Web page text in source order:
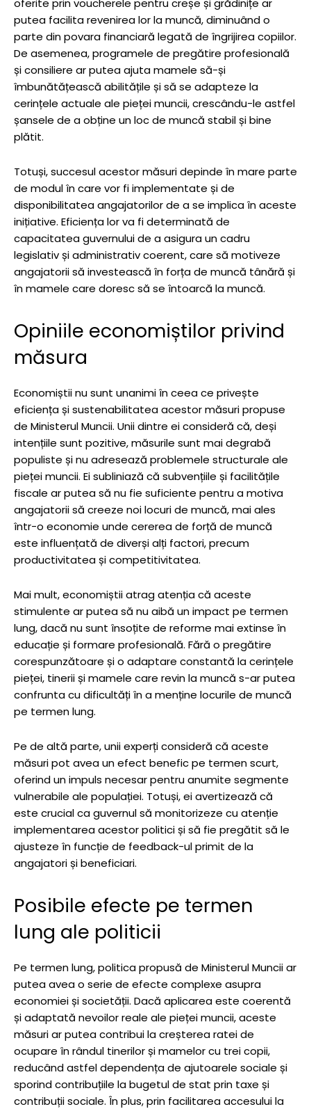
putea facilita revenirea lor la muncă, diminuând o
parte din povara financiară legată de îngrijirea copiilor.
De asemenea, programele de pregătire profesională
și consiliere ar putea ajuta mamele să-și
îmbunătățească abilitățile și să se adapteze la
cerințele actuale ale pieței muncii, crescându-le astfel
șansele de a obține un loc de muncă stabil și bine
plătit.
Totuși, succesul acestor măsuri depinde în mare parte
de modul în care vor fi implementate și de
disponibilitatea angajatorilor de a se implica în aceste
inițiative. Eficiența lor va fi determinată de
capacitatea guvernului de a asigura un cadru
legislativ și administrativ coerent, care să motiveze
angajatorii să investească în forța de muncă tânără și
în mamele care doresc să se întoarcă la muncă.
Opiniile economiștilor privind
măsura
Economiștii nu sunt unanimi în ceea ce privește
eficiența și sustenabilitatea acestor măsuri propuse
de Ministerul Muncii. Unii dintre ei consideră că, deși
intențiile sunt pozitive, măsurile sunt mai degrabă
populiste și nu adresează problemele structurale ale
pieței muncii. Ei subliniază că subvențiile și facilitățile
fiscale ar putea să nu fie suficiente pentru a motiva
angajatorii să creeze noi locuri de muncă, mai ales
într-o economie unde cererea de forță de muncă
este influențată de diverși alți factori, precum
productivitatea și competitivitatea.
Mai mult, economiștii atrag atenția că aceste
stimulente ar putea să nu aibă un impact pe termen
lung, dacă nu sunt însoțite de reforme mai extinse în
educație și formare profesională. Fără o pregătire
corespunzătoare și o adaptare constantă la cerințele
pieței, tinerii și mamele care revin la muncă s-ar putea
confrunta cu dificultăți în a menține locurile de muncă
pe termen lung.
Pe de altă parte, unii experți consideră că aceste
măsuri pot avea un efect benefic pe termen scurt,
oferind un impuls necesar pentru anumite segmente
vulnerabile ale populației. Totuși, ei avertizează că
este crucial ca guvernul să monitorizeze cu atenție
implementarea acestor politici și să fie pregătit să le
ajusteze în funcție de feedback-ul primit de la
angajatori și beneficiari.
Posibile efecte pe termen
lung ale politicii
Pe termen lung, politica propusă de Ministerul Muncii ar
putea avea o serie de efecte complexe asupra
economiei și societății. Dacă aplicarea este coerentă
și adaptată nevoilor reale ale pieței muncii, aceste
măsuri ar putea contribui la creșterea ratei de
ocupare în rândul tinerilor și mamelor cu trei copii,
reducând astfel dependența de ajutoarele sociale și
sporind contribuțiile la bugetul de stat prin taxe și
contribuții sociale. În plus, prin facilitarea accesului la